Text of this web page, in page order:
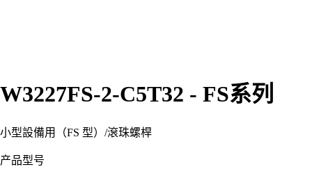
W3227FS-2-C5T32 - FS系列
小型設備用（FS 型） /滾珠螺桿
产品型号